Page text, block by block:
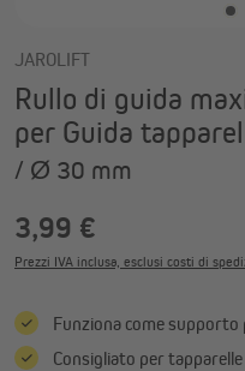
JAROLIFT
Rullo di guida
per Guida
/ Ø 30 mm
3,99 €
Prezzi IVA inclusa, esclusi costi di
Funziona come supporto
Consigliato per